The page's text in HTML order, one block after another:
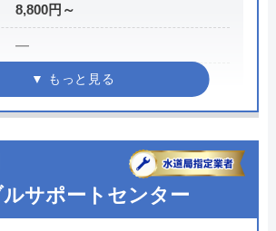
きるでしょう。
公式サイトを見る
511-511
基本情報
8,800円～
―
最短30分
8:00-22:00
出張見積もり無料
現金、クレジットカード
サポートセンター